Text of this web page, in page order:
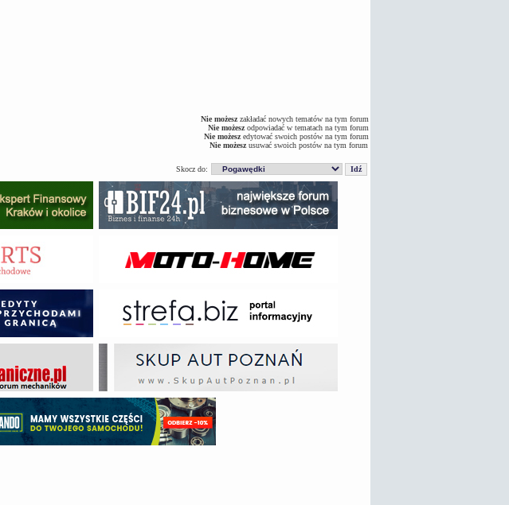
Nie możeszzakładać nowych tematów na tym forum
Nie możeszodpowiadać w tematach na tym forum
Nie możeszedytować swoich postów na tym forum
Nie możeszusuwać swoich postów na tym forum
Skocz do: